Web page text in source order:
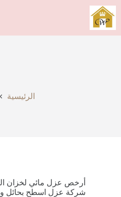
التجاوز
إلى
المحتوى
الرئيسية
أرخص عزل مائي لخزان
شركة عزل اسطح بحائل